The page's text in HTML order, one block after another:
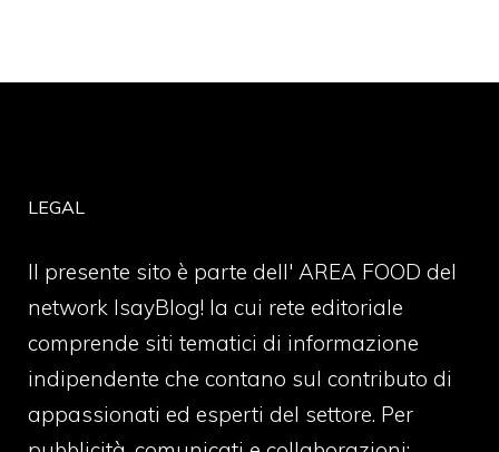
LEGAL
Il presente sito è parte dell' AREA FOOD del
network IsayBlog! la cui rete editoriale
comprende siti tematici di informazione
indipendente che contano sul contributo di
appassionati ed esperti del settore. Per